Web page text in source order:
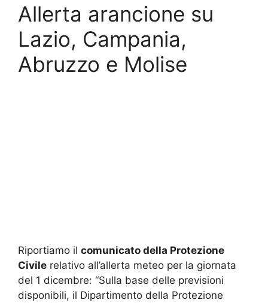
Allerta arancione su
Lazio, Campania,
Abruzzo e Molise
Riportiamo il comunicato della Protezione
Civile relativo all’allerta meteo per la giornata
del 1 dicembre: “Sulla base delle previsioni
disponibili, il Dipartimento della Protezione